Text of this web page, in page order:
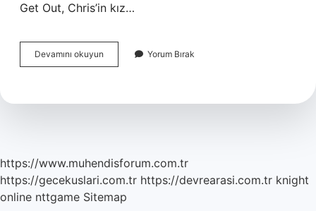
Get Out, Chris’in kız…
Devamını okuyun
Ne
Yorum Bırak
https://www.muhendisforum.com.tr
https://gecekuslari.com.tr https://devrearasi.com.tr knight
online nttgame Sitemap